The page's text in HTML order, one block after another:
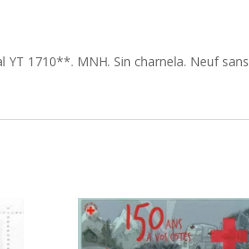
YT 1710**. MNH. Sin charnela. Neuf sans